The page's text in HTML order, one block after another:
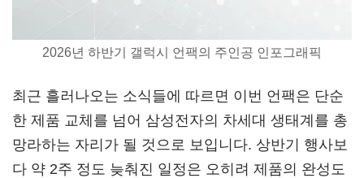
2026년 하반기 갤럭시 언팩의 주인공 인포그래픽
최근 흘러나오는 소식들에 따르면 이번 언팩은 단순
한 제품 교체를 넘어 삼성전자의 차세대 생태계를 총
망라하는 자리가 될 것으로 보입니다. 상반기 행사보
다 약 2주 정도 늦춰진 일정은 오히려 제품의 완성도